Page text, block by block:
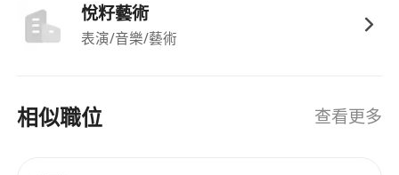
工作要求：
持有副學士學位或高級文憑學歷，主修舞蹈、體
認證者將獲額外考慮。
悅籽藝術
表演/音樂/藝術
相似職位 查看更多